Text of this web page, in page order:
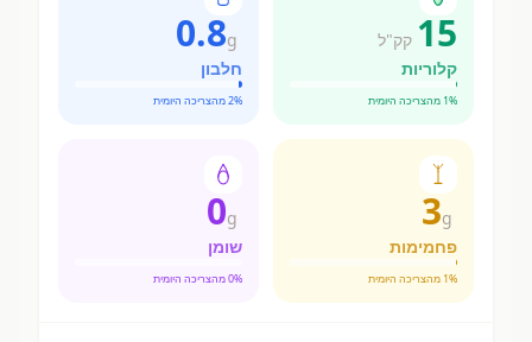
15 קק"ל
קלוריות
1% מהצריכה היומית
0.8g
חלבון
2% מהצריכה היומית
3g
פחמימות
1% מהצריכה היומית
0g
שומן
0% מהצריכה היומית